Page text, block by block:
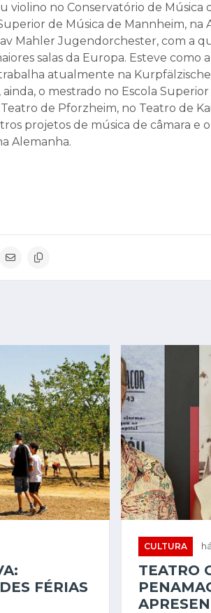
violino no Conservatório de Música
de Música de Mannheim, na
Mahler Jugendorchester, com a
salas da Europa. Esteve como
atualmente na
o mestrado no Escola
de Pforzheim, no Teatro de
projetos de música de câmara e
Alemanha.
FÉRIAS
CULTURA
TEATRO